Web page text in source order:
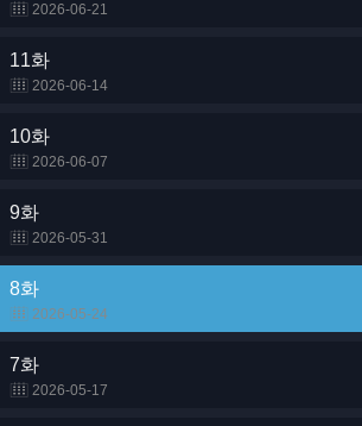
2026-06-21
11화
2026-06-14
10화
2026-06-07
9화
2026-05-31
8화
2026-05-24
7화
2026-05-17